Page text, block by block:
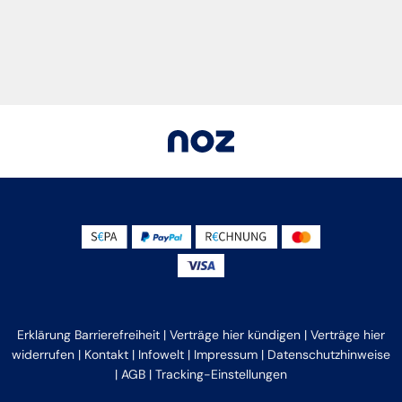
Erklärung Barrierefreiheit | Verträge hier kündigen | Verträge hier
widerrufen | Kontakt | Infowelt | Impressum | Datenschutzhinweise
| AGB | Tracking-Einstellungen